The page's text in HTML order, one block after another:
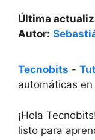
Última
Autor:
Tecnobits -
automáticas en
¡Hola
listo para